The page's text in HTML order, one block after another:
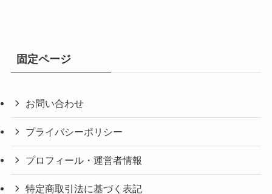
固定ページ
お問い合わせ
プライバシーポリシー
プロフィール・運営者情報
特定商取引法に基づく表記